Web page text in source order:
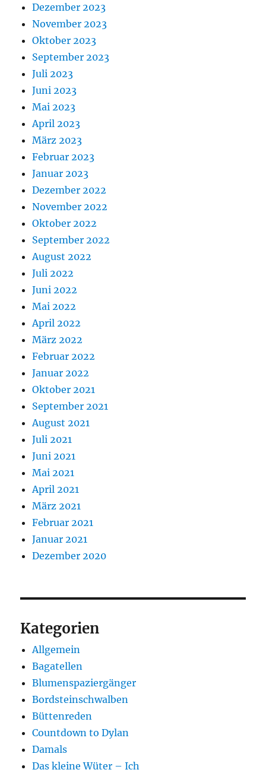
Dezember 2023
November 2023
Oktober 2023
September 2023
Juli 2023
Juni 2023
Mai 2023
April 2023
März 2023
Februar 2023
Januar 2023
Dezember 2022
November 2022
Oktober 2022
September 2022
August 2022
Juli 2022
Juni 2022
Mai 2022
April 2022
März 2022
Februar 2022
Januar 2022
Oktober 2021
September 2021
August 2021
Juli 2021
Juni 2021
Mai 2021
April 2021
März 2021
Februar 2021
Januar 2021
Dezember 2020
Kategorien
Allgemein
Bagatellen
Blumenspaziergänger
Bordsteinschwalben
Büttenreden
Countdown to Dylan
Damals
Das kleine Wüter – Ich